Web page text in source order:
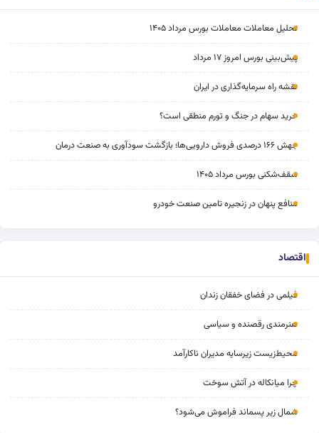
تحلیل معاملات معاملات بورس مرداد ۱۴۰۵
پیش‌بینی بورس امروز ۱۷ مرداد
نقشه راه سرمایه‌گذاری در ایران
خرید سهام در جنگ و تورم منطقی است؟
جهش ۱۶۶ درصدی فروش دارویی‌ها؛ بازگشت سودآوری به صنعت درمان
سقف‌شکنی بورس مرداد ۱۴۰۵
منافع پنهان در زنجیره تامین صنعت خودرو
اقتصاد
فیلمی در فضای خفقان‌ زندان
هنرمندی رقصنده و سیاسی
محیط‌زیست زیرسایه مدیران ناکارآمد
چرا میانکاله در آتش سوخت
شمال زیر پسماند فراموش می‌شود؟